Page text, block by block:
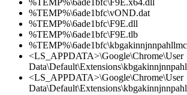
%TEMP%\6ade1bfc\F9E.x64.dll
%TEMP%\6ade1bfc\vOND.dat
%TEMP%\6ade1bfc\F9E.dll
%TEMP%\6ade1bfc\F9E.tlb
<LS_APPDATA>\Google\Chrome\User
<LS_APPDATA>\Google\Chrome\User